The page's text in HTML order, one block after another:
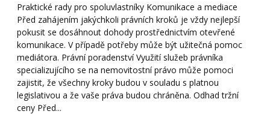
Praktické rady pro spoluvlastníky Komunikace a mediace
Před zahájením jakýchkoli právních kroků je vždy nejlepší
pokusit se dosáhnout dohody prostřednictvím otevřené
komunikace. V případě potřeby může být užitečná pomoc
mediátora. Právní poradenství Využití služeb právníka
specializujícího se na nemovitostní právo může pomoci
zajistit, že všechny kroky budou v souladu s platnou
legislativou a že vaše práva budou chráněna. Odhad tržní
ceny Před...